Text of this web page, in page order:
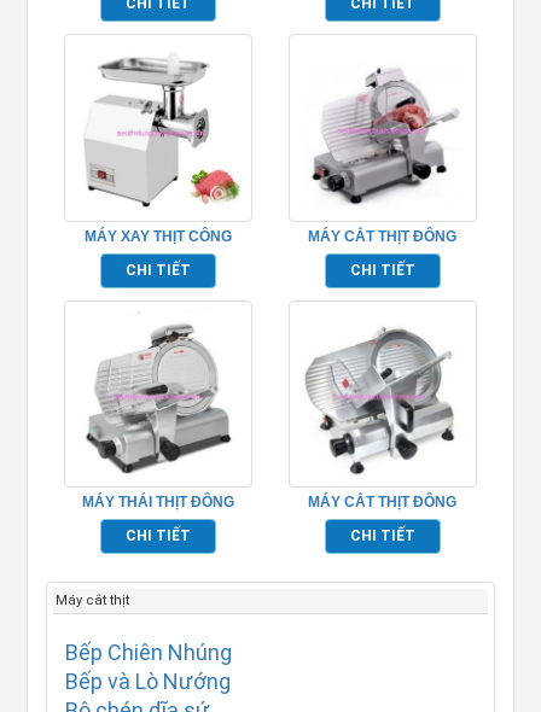
CHI TIẾT
CHI TIẾT
MÁY XAY THỊT CÔNG
NGHIỆP TPHD12
CHI TIẾT
MÁY CẮT THỊT ĐÔNG
LẠNH – TPSM250
CHI TIẾT
MÁY THÁI THỊT ĐÔNG
LẠNH – TPSM300
CHI TIẾT
MÁY CẮT THỊT ĐÔNG
LẠNH – TPSM220
CHI TIẾT
Máy cắt thịt
Bếp Chiên Nhúng
Bếp và Lò Nướng